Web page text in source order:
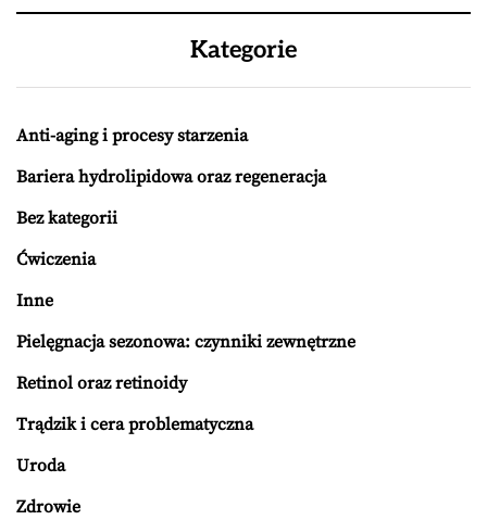
Kategorie
Anti-aging i procesy starzenia
Bariera hydrolipidowa oraz regeneracja
Bez kategorii
Ćwiczenia
Inne
Pielęgnacja sezonowa: czynniki zewnętrzne
Retinol oraz retinoidy
Trądzik i cera problematyczna
Uroda
Zdrowie